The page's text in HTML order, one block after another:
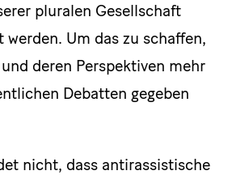
pluralen Gesellschaft
werden. Um das zu schaffen,
und deren Perspektiven mehr
Debatten gegeben
nicht, dass antirassistische